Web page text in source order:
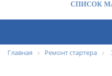
СПИСОК
Главная Ремонт стартера